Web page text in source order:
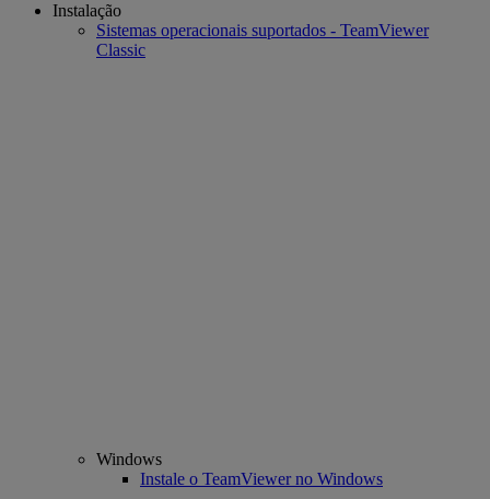
Instalação
Sistemas operacionais suportados - TeamViewer
Classic
Windows
Instale o TeamViewer no Windows